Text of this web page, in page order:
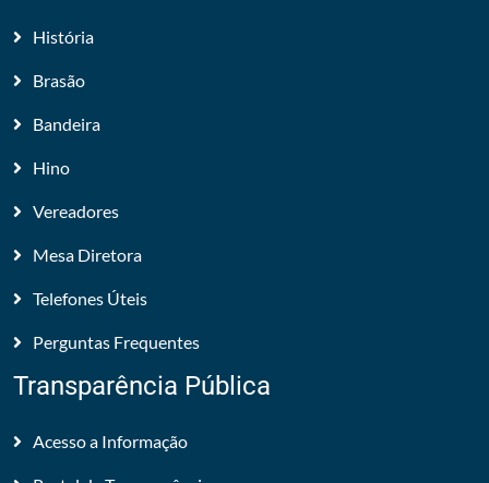
História
Brasão
Bandeira
Hino
Vereadores
Mesa Diretora
Telefones Úteis
Perguntas Frequentes
Transparência Pública
Acesso a Informação